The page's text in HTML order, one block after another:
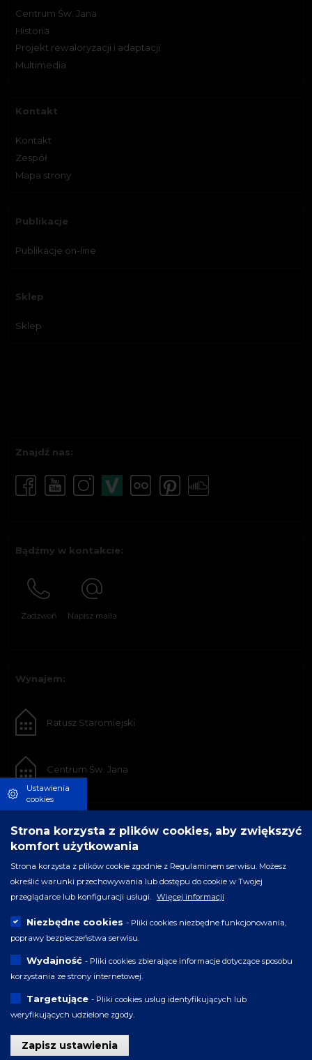
Centrum Św. Jana
Historia
Projekt rewaloryzacji i adaptacji
Multimedia
Kontakt
Kontakt
Zespół
Mapa strony
Publikacje
Publikacje on-line
Sklep
Sklep
Znajdź nas:
Bądźmy w kontakcie:
Zadzwoń Napisz maila
Wynajem:
Ratusz Staromiejski
Centrum Św. Jana
Ustawienia
cookies
Strona korzysta z plików cookies, aby zwiększyć
komfort użytkowania
Strona korzysta z plików cookie zgodnie z Regulaminem serwisu. Możesz
określić warunki przechowywania lub dostępu do cookie w Twojej
przeglądarce lub konfiguracji usługi.
Więcej informacji
Niezbędne cookies - Pliki cookies niezbędne funkcjonowania,
poprawy bezpieczeństwa serwisu.
Wydajność - Pliki cookies zbierające informacje dotyczące sposobu
korzystania ze strony internetowej.
Targetujące - Pliki cookies usług identyfikujących lub
weryfikujących udzielone zgody.
Zapisz ustawienia